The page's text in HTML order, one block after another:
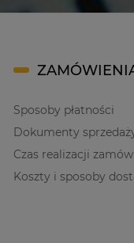
Sposoby płatności
Dokumenty
Czas realizacji
Koszty i sposoby